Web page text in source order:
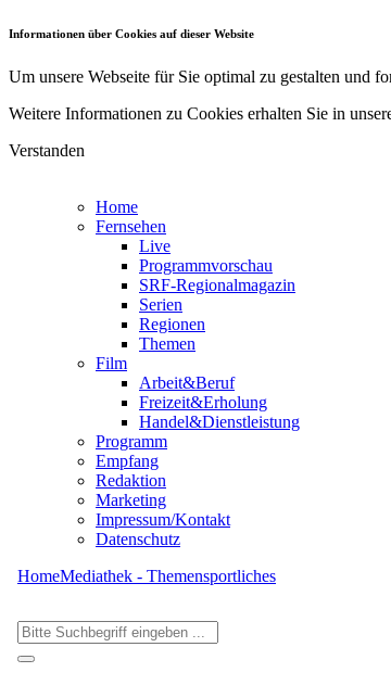
Informationen über Cookies auf dieser Website
Um unsere Webseite für Sie optimal zu gestalten und
Weitere Informationen zu Cookies erhalten Sie in
Verstanden
Home
Fernsehen
Live
Programmvorschau
SRF-Regionalmagazin
Serien
Regionen
Themen
Film
Arbeit&Beruf
Freizeit&Erholung
Handel&Dienstleistung
Programm
Empfang
Redaktion
Marketing
Impressum/Kontakt
Datenschutz
HomeMediathek - Themensportliches